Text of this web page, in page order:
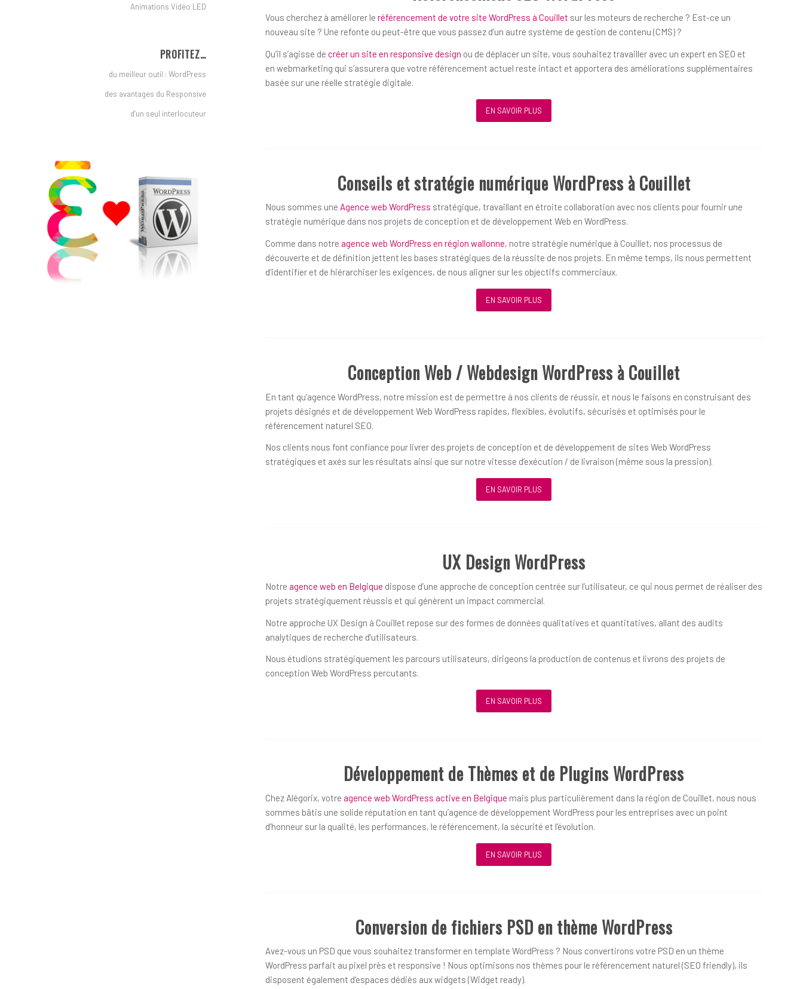
Vous cherchez à améliorer le référencement de votre site WordPress à Couillet sur les moteurs de recherche ? Est-ce un
nouveau site ? Une refonte ou peut-être que vous passez d’un autre système de gestion de contenu (CMS) ?
Qu’il s’agisse de créer un site en responsive design ou de déplacer un site, vous souhaitez travailler avec un expert en SEO et
en webmarketing qui s’assurera que votre référencement actuel reste intact et apportera des améliorations supplémentaires
basée sur une réelle stratégie digitale.
EN SAVOIR PLUS
Conseils et stratégie numérique WordPress à Couillet
Nous sommes une Agence web WordPress stratégique, travaillant en étroite collaboration avec nos clients pour fournir une
stratégie numérique dans nos projets de conception et de développement Web en WordPress.
Comme dans notre agence web WordPress en région wallonne, notre stratégie numérique à Couillet, nos processus de
découverte et de définition jettent les bases stratégiques de la réussite de nos projets. En même temps, ils nous permettent
d’identifier et de hiérarchiser les exigences, de nous aligner sur les objectifs commerciaux.
EN SAVOIR PLUS
Conception Web / Webdesign WordPress à Couillet
En tant qu’agence WordPress, notre mission est de permettre à nos clients de réussir, et nous le faisons en construisant des
projets désignés et de développement Web WordPress rapides, flexibles, évolutifs, sécurisés et optimisés pour le
référencement naturel SEO.
Nos clients nous font confiance pour livrer des projets de conception et de développement de sites Web WordPress
stratégiques et axés sur les résultats ainsi que sur notre vitesse d’exécution / de livraison (même sous la pression).
EN SAVOIR PLUS
UX Design WordPress
Notre agence web en Belgique dispose d’une approche de conception centrée sur l’utilisateur, ce qui nous permet de réaliser des
projets stratégiquement réussis et qui génèrent un impact commercial.
Notre approche UX Design à Couillet repose sur des formes de données qualitatives et quantitatives, allant des audits
analytiques de recherche d’utilisateurs.
Nous étudions stratégiquement les parcours utilisateurs, dirigeons la production de contenus et livrons des projets de
conception Web WordPress percutants.
EN SAVOIR PLUS
Développement de Thèmes et de Plugins WordPress
Chez Alégorix, votre agence web WordPress active en Belgique mais plus particulièrement dans la région de Couillet, nous nous
sommes bâtis une solide réputation en tant qu’agence de développement WordPress pour les entreprises avec un point
d’honneur sur la qualité, les performances, le référencement, la sécurité et l’évolution.
EN SAVOIR PLUS
Conversion de fichiers PSD en thème WordPress
Avez-vous un PSD que vous souhaitez transformer en template WordPress ? Nous convertirons votre PSD en un thème
WordPress parfait au pixel près et responsive ! Nous optimisons nos thèmes pour le référencement naturel (SEO friendly), ils
disposent également d’espaces dédiés aux widgets (Widget ready).
Animations Vidéo LED
PROFITEZ…
du meilleur outil : WordPress
des avantages du Responsive
d’un seul interlocuteur